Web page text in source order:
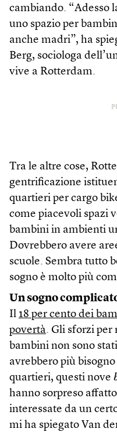
cambiando. “Adesso
uno spazio per
anche madri”, ha
Berg, sociologa
vive a Rotterdam.
Tra le altre cose,
gentrificazione
quartieri per cargo
come piacevoli spazi
bambini in ambienti
Dovrebbero avere
scuole. Sembra tutto
sogno è molto più
Un sogno
Il 18 per cento dei
povertà. Gli sforzi per
bambini non sono
avrebbero più
quartieri, questi nove
hanno sorpreso
interessate da un
mi ha spiegato Van